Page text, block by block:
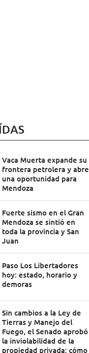
Vaca Muerta expande su
frontera petrolera y abre
una oportunidad para
Mendoza
Fuerte sismo en el Gran
Mendoza se sintió en
toda la provincia y San
Juan
Paso Los Libertadores
hoy: estado, horario y
demoras
Sin cambios a la Ley de
Tierras y Manejo del
Fuego, el Senado aprobó
la inviolabilidad de la
propiedad privada: cómo